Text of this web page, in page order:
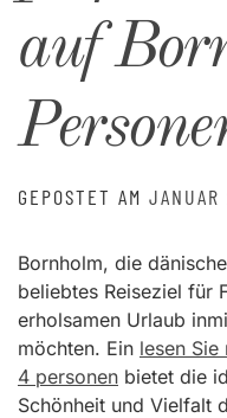
auf
GEPOSTET AM
Bornholm, die
beliebtes Reiseziel für
erholsamen Urlaub
möchten. Ein lesen
4 personen bietet die
Schönheit und Vielfalt